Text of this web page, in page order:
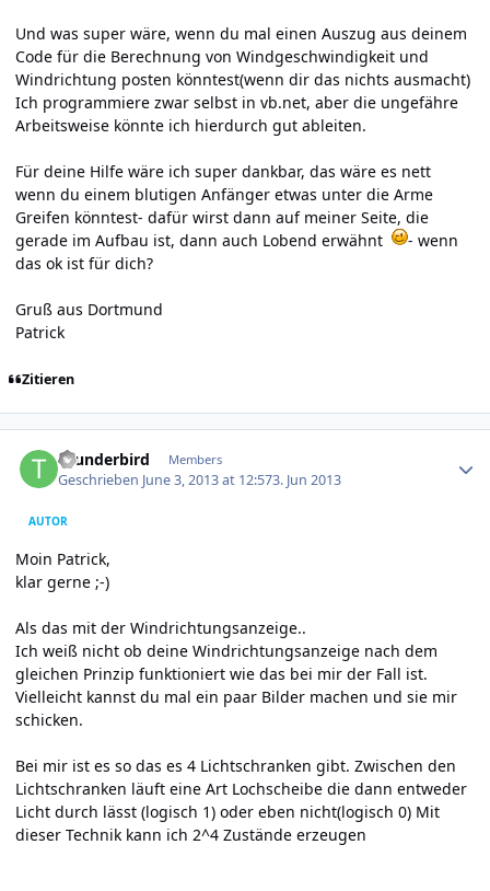
Und was super wäre, wenn du mal einen Auszug aus deinem
Code für die Berechnung von Windgeschwindigkeit und
Windrichtung posten könntest(wenn dir das nichts ausmacht)
Ich programmiere zwar selbst in vb.net, aber die ungefähre
Arbeitsweise könnte ich hierdurch gut ableiten.
Für deine Hilfe wäre ich super dankbar, das wäre es nett
wenn du einem blutigen Anfänger etwas unter die Arme
Greifen könntest- dafür wirst dann auf meiner Seite, die
gerade im Aufbau ist, dann auch Lobend erwähnt
- wenn
das ok ist für dich?
Gruß aus Dortmund
Patrick
Zitieren
thunderbird Members
Geschrieben June 3, 2013 at 12:573. Jun 2013
AUTOR
Moin Patrick,
klar gerne ;-)
Als das mit der Windrichtungsanzeige..
Ich weiß nicht ob deine Windrichtungsanzeige nach dem
gleichen Prinzip funktioniert wie das bei mir der Fall ist.
Vielleicht kannst du mal ein paar Bilder machen und sie mir
schicken.
Bei mir ist es so das es 4 Lichtschranken gibt. Zwischen den
Lichtschranken läuft eine Art Lochscheibe die dann entweder
Licht durch lässt (logisch 1) oder eben nicht(logisch 0) Mit
dieser Technik kann ich 2^4 Zustände erzeugen